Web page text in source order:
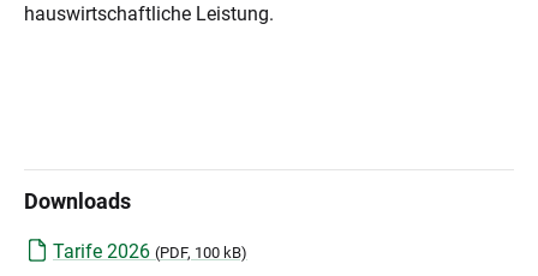
hauswirtschaftliche Leistung.
Downloads
Tarife 2026 (PDF, 100 kB)